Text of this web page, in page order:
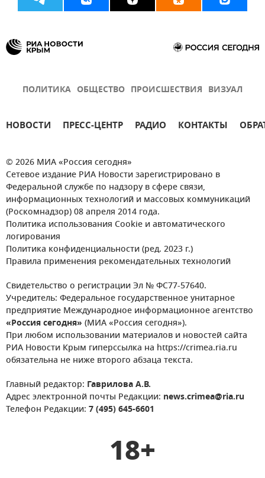
ПОЛИТИКА ОБЩЕСТВО ПРОИСШЕСТВИЯ ВИЗУАЛ
НОВОСТИ ПРЕСС-ЦЕНТР РАДИО КОНТАКТЫ
© 2026 МИА «Россия сегодня»
Сетевое издание РИА Новости зарегистрировано в
Федеральной службе по надзору в сфере связи,
информационных технологий и массовых коммуникаций
(Роскомнадзор) 08 апреля 2014 года.
Политика использования Cookie и автоматического
логирования
Политика конфиденциальности (ред. 2023 г.)
Правила применения рекомендательных технологий
Свидетельство о регистрации Эл № ФС77-57640.
Учредитель: Федеральное государственное унитарное
предприятие Международное информационное агентство
«Россия сегодня» (МИА «Россия сегодня»).
При любом использовании материалов и новостей сайта
РИА Новости Крым гиперссылка на https://crimea.ria.ru
обязательна не ниже второго абзаца текста.
Главный редактор: Гаврилова А.В.
Адрес электронной почты Редакции: news.crimea@ria.ru
Телефон Редакции: 7 (495) 645-6601
18+